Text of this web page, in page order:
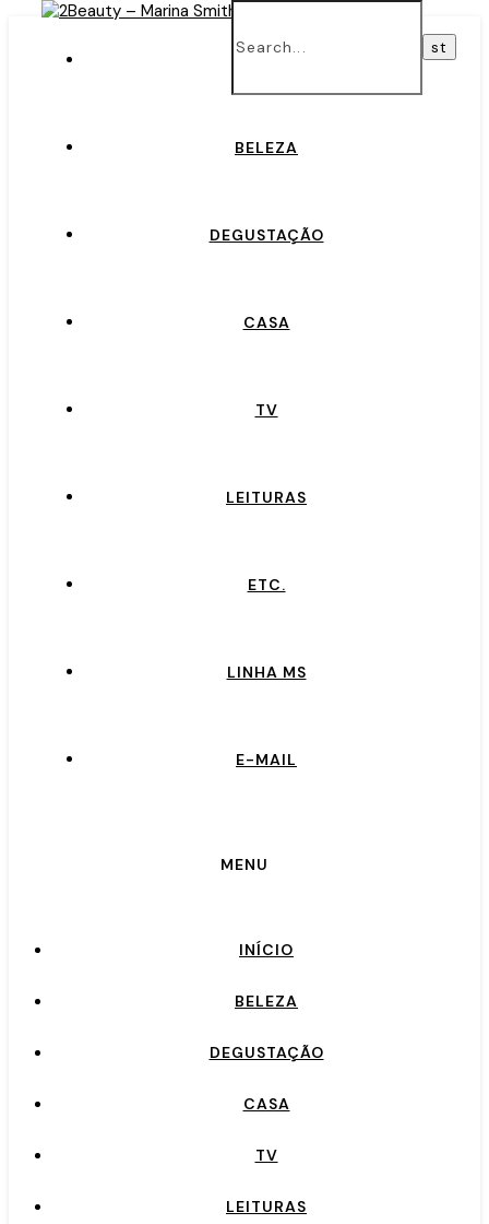
BELEZA
DEGUSTAÇÃO
CASA
TV
LEITURAS
ETC.
LINHA MS
E-MAIL
MENU
INÍCIO
BELEZA
DEGUSTAÇÃO
CASA
TV
LEITURAS